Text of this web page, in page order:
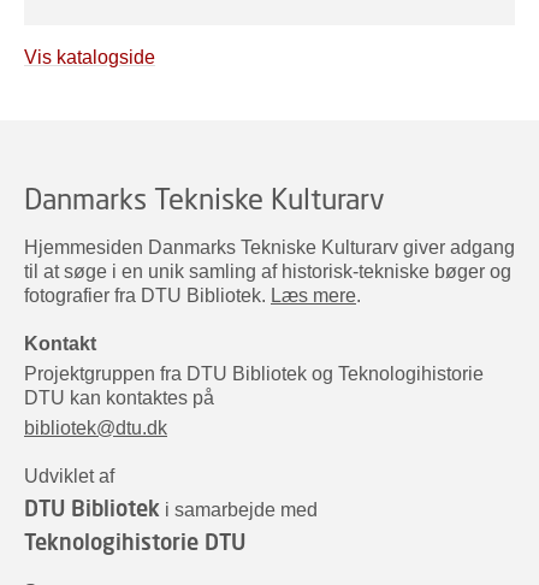
Vis katalogside
Danmarks Tekniske Kulturarv
Hjemmesiden Danmarks Tekniske Kulturarv giver adgang
til at søge i en unik samling af historisk-tekniske bøger og
fotografier fra DTU Bibliotek. Læs mere.
Kontakt
Projektgruppen fra DTU Bibliotek og Teknologihistorie
DTU kan kontaktes på
bibliotek@dtu.dk
Udviklet af
DTU Bibliotek i samarbejde med
Teknologihistorie DTU